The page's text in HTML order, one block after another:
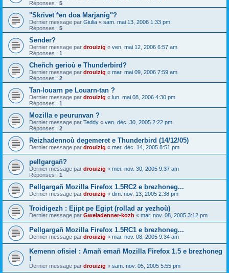
Réponses : 5
"Skrivet *en doa Marjanig"?
Dernier message par Giulia « sam. mai 13, 2006 1:33 pm
Réponses : 5
Sender?
Dernier message par drouizig « ven. mai 12, 2006 6:57 am
Réponses : 1
Cheñch gerioù e Thunderbird?
Dernier message par drouizig « mar. mai 09, 2006 7:59 am
Réponses : 2
Tan-louarn pe Louarn-tan ?
Dernier message par drouizig « lun. mai 08, 2006 4:30 pm
Réponses : 1
Mozilla e peurunvan ?
Dernier message par Teddy « ven. déc. 30, 2005 2:22 pm
Réponses : 2
Reizhadennoù degemeret e Thunderbird (14/12/05)
Dernier message par drouizig « mer. déc. 14, 2005 8:51 pm
pellgargañ?
Dernier message par drouizig « mer. nov. 30, 2005 9:37 am
Réponses : 1
Pellgargañ Mozilla Firefox 1.5RC2 e brezhoneg...
Dernier message par drouizig « dim. nov. 13, 2005 2:38 pm
Troidigezh : Ejipt pe Egipt (rollad ar yezhoù)
Dernier message par Gweladenner-kozh « mar. nov. 08, 2005 3:12 pm
Pellgargañ Mozilla Firefox 1.5RC1 e brezhoneg...
Dernier message par drouizig « mar. nov. 08, 2005 9:34 am
Kemenn ofisiel : Amañ emañ Mozilla Firefox 1.5 e brezhoneg
!
Dernier message par drouizig « sam. nov. 05, 2005 5:55 pm